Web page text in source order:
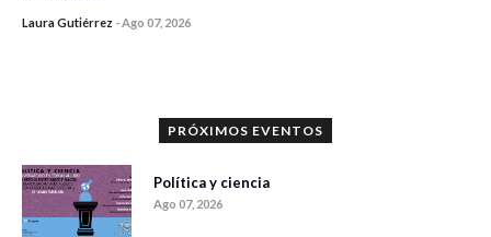
Laura Gutiérrez -Ago 07, 2026
PRÓXIMOS EVENTOS
Política y ciencia
Ago 07, 2026